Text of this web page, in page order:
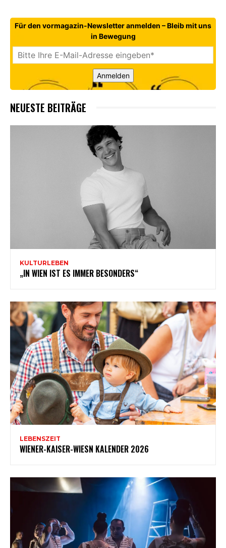
Für den vormagazin-Newsletter anmelden – Bleib mit uns
in Bewegung
Anmelden
NEUESTE BEITRÄGE
KULTURLEBEN
„IN WIEN IST ES IMMER BESONDERS“
LEBENSZEIT
WIENER-KAISER-WIESN KALENDER 2026